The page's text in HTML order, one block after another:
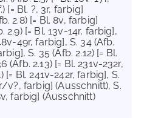
[= Bl. ?, 3r, farbig]
2.8) [= Bl. 8v, farbig]
2.9) [= Bl. 13v-14r, farbig],
49r, farbig], S. 34 (Afb.
, S. 35 (Afb. 2.12) [= Bl.
(Afb. 2.13) [= Bl. 231v-232r,
[= Bl. 241v-242r, farbig], S.
v?, farbig] (Ausschnitt), S.
farbig] (Ausschnitt)